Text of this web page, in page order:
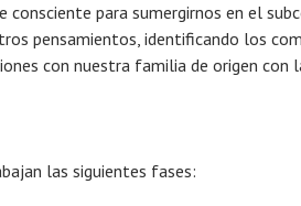
para sumergirnos en el
pensamientos, identificando los
con nuestra familia de origen con
las siguientes fases: